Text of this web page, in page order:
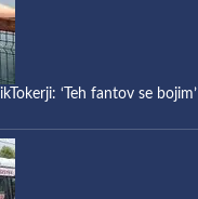
‘Teh fantov se bojim’